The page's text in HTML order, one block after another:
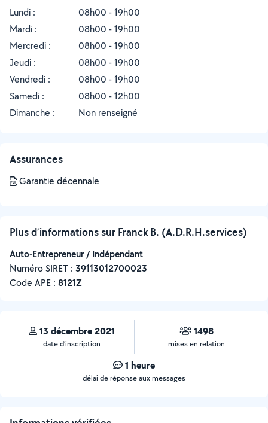
Lundi :
08h00 - 19h00
Mardi :
08h00 - 19h00
Mercredi :
08h00 - 19h00
Jeudi :
08h00 - 19h00
Vendredi :
08h00 - 19h00
Samedi :
08h00 - 12h00
Dimanche :
Non renseigné
Assurances
Garantie décennale
Plus d’informations sur Franck B. (A.D.R.H.services)
Auto-Entrepreneur / Indépendant
Numéro SIRET : ‍39113012700023
Code APE : 8121Z
13 décembre 2021
date d’inscription
1498
mises en relation
1 heure
délai de réponse aux messages